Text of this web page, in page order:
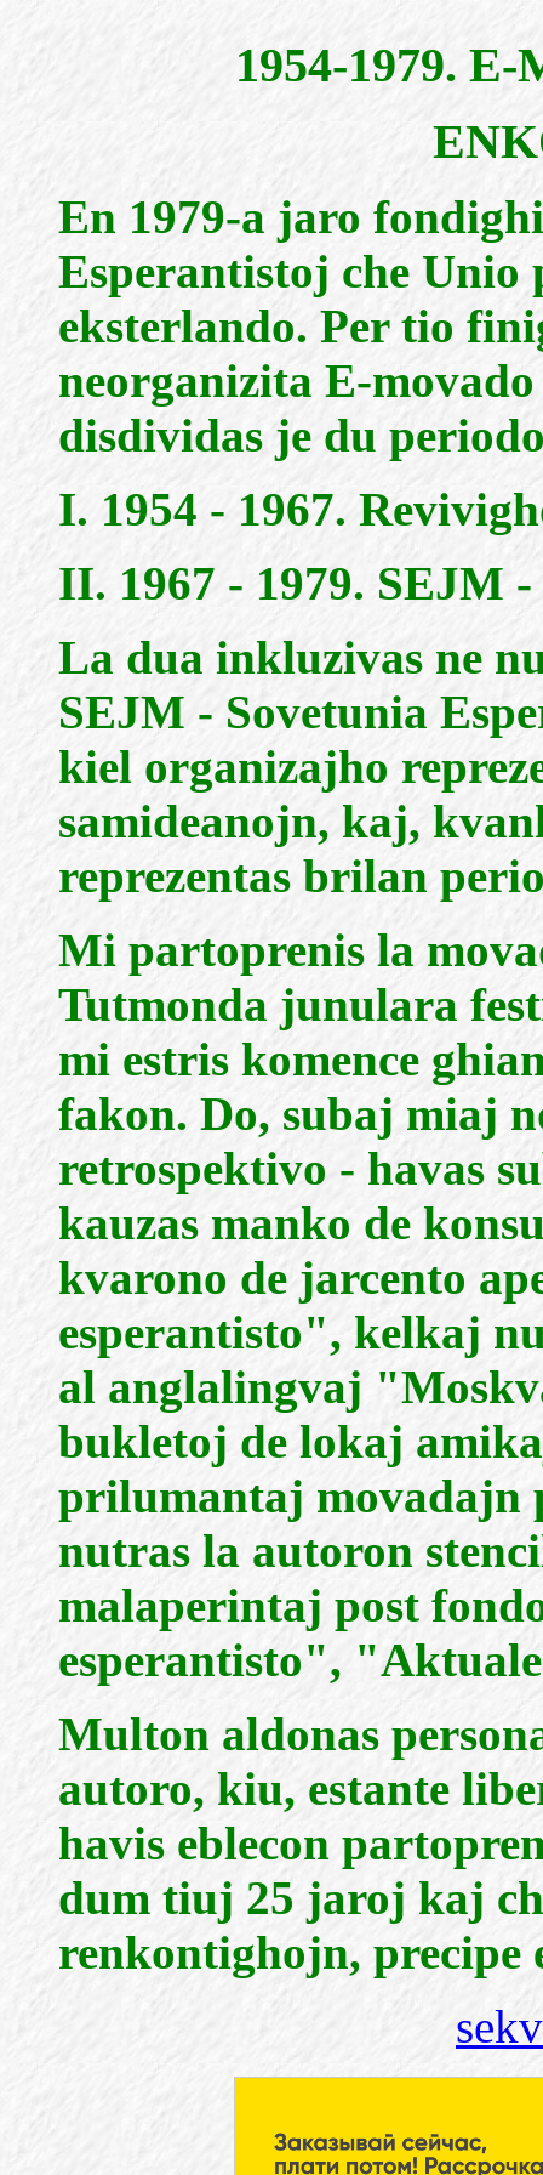
1954-1979.
En 1979-a jaro
Esperantistoj che Unio
eksterlando. Per tio
neorganizita E-
disdividas je du
I. 1954 - 1967.
II. 1967 - 1979. SEJM
La dua inkluzivas ne
SEJM - Sovetunia
kiel organizajho
samideanojn, kaj,
reprezentas brilan
Mi partoprenis la
Tutmonda junulara
mi estris komence
fakon. Do, subaj miaj
retrospektivo - havas
kauzas manko de
kvarono de jarcento
esperantisto", kelkaj
al anglalingvaj
bukletoj de lokaj
prilumantaj movadajn
nutras la autoron
malaperintaj post
esperantisto",
Multon aldonas
autoro, kiu, estante
havis eblecon
dum tiuj 25 jaroj kaj
renkontighojn, precipe